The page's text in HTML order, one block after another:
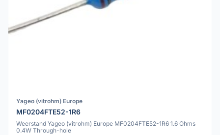
Yageo (vitrohm) Europe
MF0204FTE52-1R6
Weerstand Yageo (vitrohm) Europe MF0204FTE52-1R6 1.6 Ohms
0.4W Through-hole